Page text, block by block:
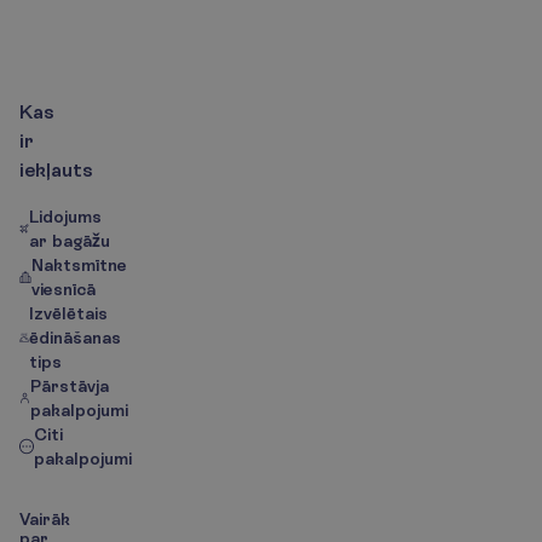
Kas
ir
iekļauts
Lidojums
ar bagāžu
Naktsmītne
viesnīcā
Izvēlētais
ēdināšanas
tips
Pārstāvja
pakalpojumi
Citi
pakalpojumi
Vairāk